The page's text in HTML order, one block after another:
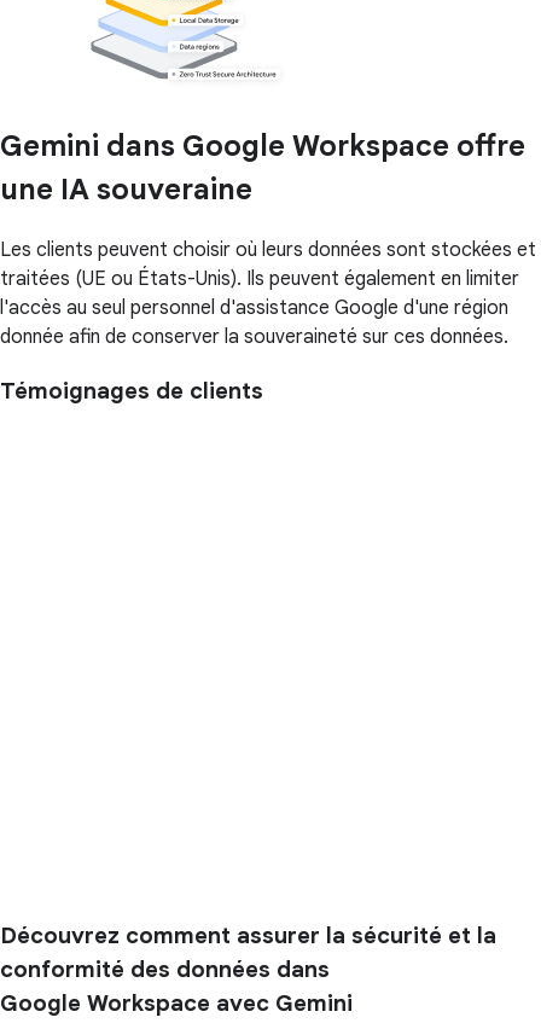
Gemini dans Google Workspace offre
une IA souveraine
Les clients peuvent choisir où leurs données sont stockées et
traitées (UE ou États-Unis). Ils peuvent également en limiter
l'accès au seul personnel d'assistance Google d'une région
donnée afin de conserver la souveraineté sur ces données.
Témoignages de clients
Découvrez comment assurer la sécurité et la
conformité des données dans
Google Workspace avec Gemini